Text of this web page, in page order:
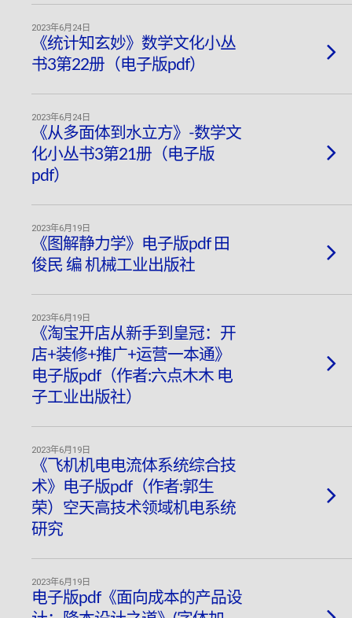
2023年6月24日
《统计知玄妙》数学文化小丛
书3第22册（电子版pdf）
2023年6月24日
《从多面体到水立方》-数学文
化小丛书3第21册（电子版
pdf）
2023年6月19日
《图解静力学》电子版pdf 田
俊民 编 机械工业出版社
2023年6月19日
《淘宝开店从新手到皇冠：开
店+装修+推广+运营一本通》
电子版pdf（作者:六点木木 电
子工业出版社）
2023年6月19日
《飞机机电电流体系统综合技
术》电子版pdf（作者:郭生
荣）空天高技术领域机电系统
研究
2023年6月19日
电子版pdf《面向成本的产品设